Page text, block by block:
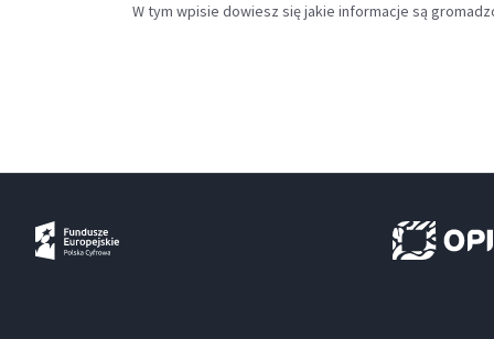
W tym wpisie dowiesz się jakie informacje są